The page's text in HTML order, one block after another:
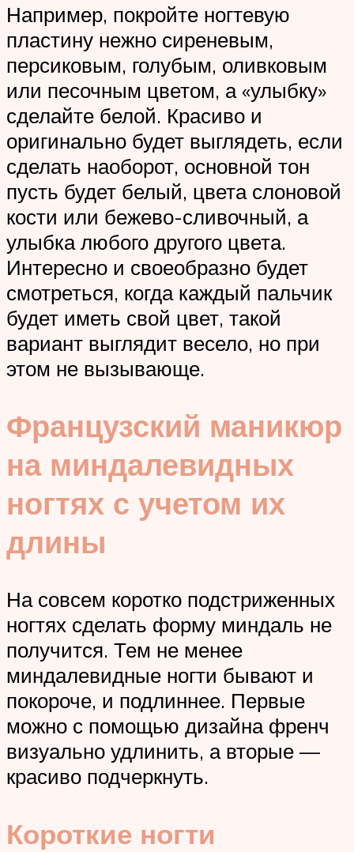
Например, покройте ногтевую
пластину нежно сиреневым,
персиковым, голубым, оливковым
или песочным цветом, а «улыбку»
сделайте белой. Красиво и
оригинально будет выглядеть, если
сделать наоборот, основной тон
пусть будет белый, цвета слоновой
кости или бежево-сливочный, а
улыбка любого другого цвета.
Интересно и своеобразно будет
смотреться, когда каждый пальчик
будет иметь свой цвет, такой
вариант выглядит весело, но при
этом не вызывающе.
Французский маникюр
на миндалевидных
ногтях с учетом их
длины
На совсем коротко подстриженных
ногтях сделать форму миндаль не
получится. Тем не менее
миндалевидные ногти бывают и
покороче, и подлиннее. Первые
можно с помощью дизайна френч
визуально удлинить, а вторые —
красиво подчеркнуть.
Короткие ногти